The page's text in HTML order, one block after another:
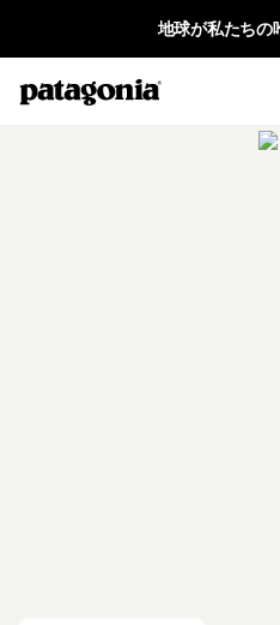
地球が私たちの